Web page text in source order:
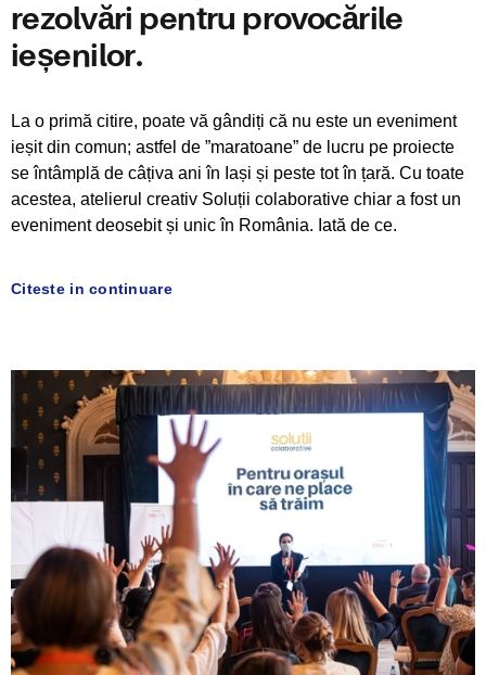
rezolvări pentru provocările
ieșenilor.
La o primă citire, poate vă gândiți că nu este un eveniment
ieșit din comun; astfel de ”maratoane” de lucru pe proiecte
se întâmplă de câțiva ani în Iași și peste tot în țară. Cu toate
acestea, atelierul creativ Soluții colaborative chiar a fost un
eveniment deosebit și unic în România. Iată de ce.
Citeste in continuare